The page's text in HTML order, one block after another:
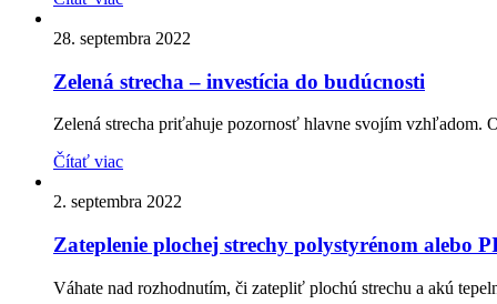
28. septembra 2022
Zelená strecha – investícia do budúcnosti
Zelená strecha priťahuje pozornosť hlavne svojím vzhľadom.
Čítať viac
2. septembra 2022
Zateplenie plochej strechy polystyrénom alebo
Váhate nad rozhodnutím, či zatepliť plochú strechu a akú